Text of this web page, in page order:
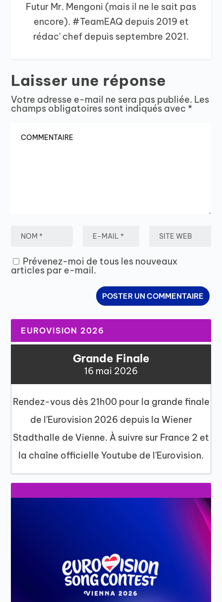
Futur Mr. Mengoni (mais il ne le sait pas
encore). #TeamEAQ depuis 2019 et
rédac' chef depuis septembre 2021.
Laisser une réponse
Votre adresse e-mail ne sera pas publiée. Les
champs obligatoires sont indiqués avec *
Prévenez-moi de tous les nouveaux
articles par e-mail.
EUROVISION 2026
Grande Finale
16 mai 2026
Rendez-vous dès 21h00 pour la grande finale
de l'Eurovision 2026 depuis la Wiener
Stadthalle de Vienne. À suivre sur France 2 et
la chaîne officielle Youtube de l'Eurovision.